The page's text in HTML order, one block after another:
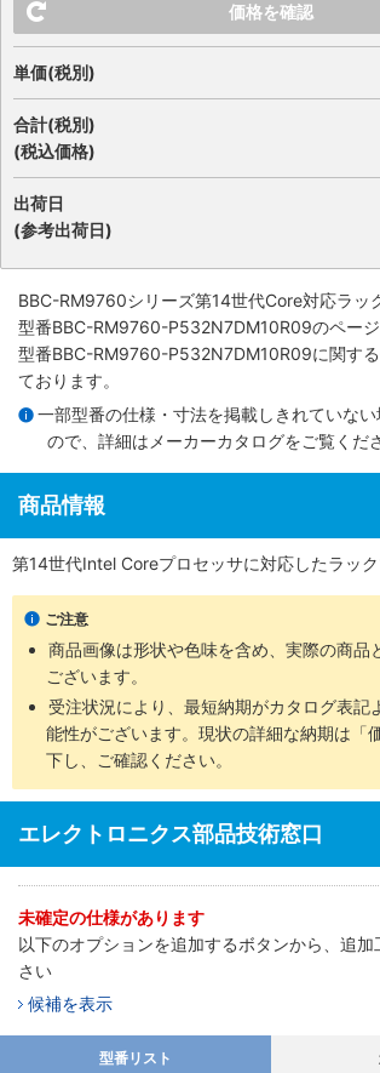
価格を確認
単価(税別)
合計(税別)
(税込価格)
出荷日
(参考出荷日)
BBC-RM9760シリーズ第14世代Core対応ラッ
型番BBC-RM9760-P532N7DM10R09のページ
型番BBC-RM9760-P532N7DM10R09に関す
ております。
一部型番の仕様・寸法を掲載しきれていな
ので、詳細は メーカーカタログをご覧くだ
商品情報
第14世代Intel Coreプロセッサに対応したラック
ご注意
商品画像は形状や色味を含め、実際の商品
ございます。
受注状況により、最短納期がカタログ表記
能性がございます。現状の詳細な納期は「
下し、ご確認ください。
エレクトロニクス部品技術窓口
未確定の仕様があります
以下のオプションを追加するボタンから、追
さい
候補を表示
型番リスト